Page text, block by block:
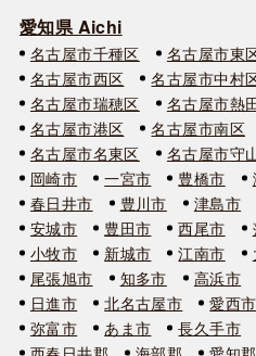
愛知県 Aichi
名古屋市千種区 名古屋市東
名古屋市西区
名古屋市中村
名古屋市瑞穂区
名古屋市熱
名古屋市港区
名古屋市南区
名古屋市名東区
名古屋市守
岡崎市
一宮市 豊橋市
春日井市
豊川市 津島市
安城市
豊田市 西尾市
小牧市
新城市 江南市
尾張旭市
知多市 高浜市
日進市
北名古屋市 愛西市
弥富市
あま市 長久手市